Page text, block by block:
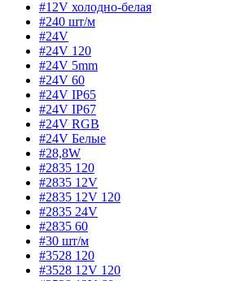
#12V холодно-белая
#240 шт/м
#24V
#24V 120
#24V 5mm
#24V 60
#24V IP65
#24V IP67
#24V RGB
#24V Белые
#28,8W
#2835 120
#2835 12V
#2835 12V 120
#2835 24V
#2835 60
#30 шт/м
#3528 120
#3528 12V 120